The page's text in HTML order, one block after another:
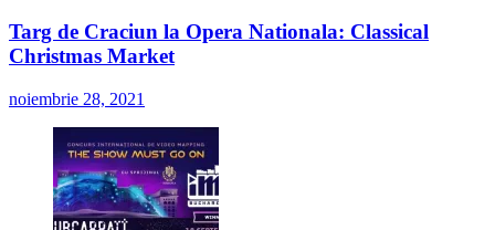
Targ de Craciun la Opera Nationala: Classical
Christmas Market
noiembrie 28, 2021